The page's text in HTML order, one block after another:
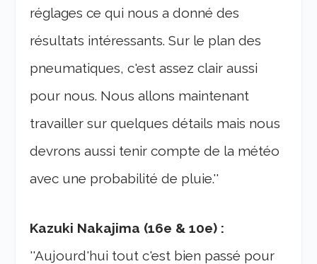
réglages ce qui nous a donné des
résultats intéressants. Sur le plan des
pneumatiques, c'est assez clair aussi
pour nous. Nous allons maintenant
travailler sur quelques détails mais nous
devrons aussi tenir compte de la météo
avec une probabilité de pluie.''
Kazuki Nakajima (16e & 10e) :
''Aujourd'hui tout c'est bien passé pour